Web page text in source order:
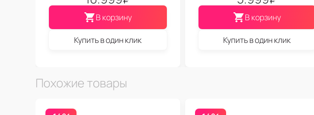
В корзину
Купить в один клик
В корзину
Купить в один клик
Похожие товары